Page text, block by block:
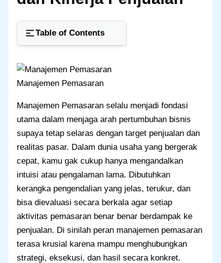
Table of Contents
Manajemen Pemasaran
Manajemen Pemasaran selalu menjadi fondasi
utama dalam menjaga arah pertumbuhan bisnis
supaya tetap selaras dengan target penjualan dan
realitas pasar. Dalam dunia usaha yang bergerak
cepat, kamu gak cukup hanya mengandalkan
intuisi atau pengalaman lama. Dibutuhkan
kerangka pengendalian yang jelas, terukur, dan
bisa dievaluasi secara berkala agar setiap
aktivitas pemasaran benar benar berdampak ke
penjualan. Di sinilah peran manajemen pemasaran
terasa krusial karena mampu menghubungkan
strategi, eksekusi, dan hasil secara konkret.